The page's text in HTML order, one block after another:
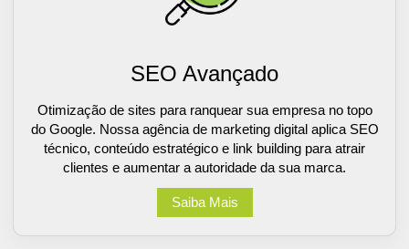
SEO Avançado
Otimização de sites para ranquear sua empresa no topo
do Google. Nossa agência de marketing digital aplica SEO
técnico, conteúdo estratégico e link building para atrair
clientes e aumentar a autoridade da sua marca.
Saiba Mais